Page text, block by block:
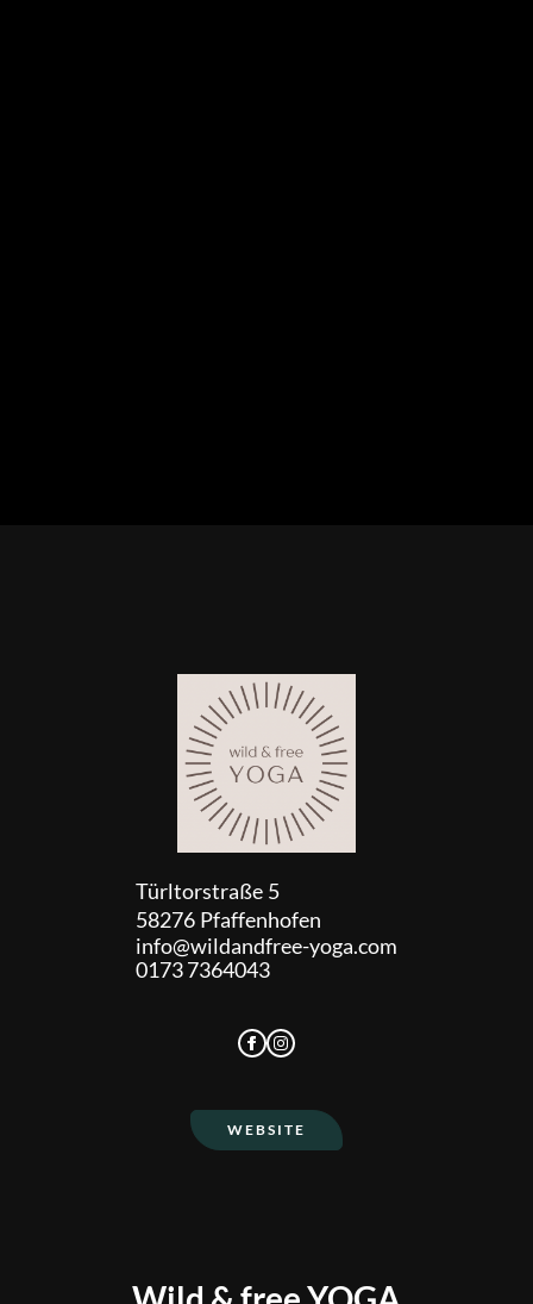
Türltorstraße 5
58276 Pfaffenhofen
info@wildandfree-yoga.com
0173 7364043
WEBSITE